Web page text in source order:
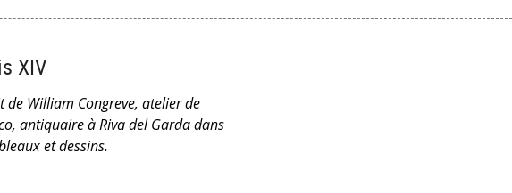
XIV
William Congreve, atelier de
antiquaire à Riva del Garda dans
et dessins.